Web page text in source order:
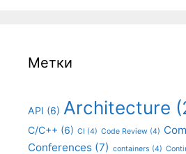
Метки
API (6) Architecture
C/C++ (6) CI (4) Code Review (4)
Conferences (7) containers (4)